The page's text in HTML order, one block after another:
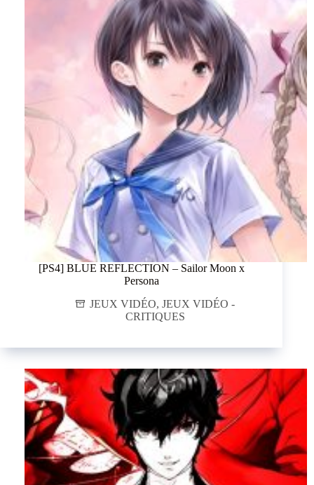
[PS4] BLUE REFLECTION – Sailor Moon x
Persona
JEUX VIDÉO,JEUX VIDÉO -
CRITIQUES